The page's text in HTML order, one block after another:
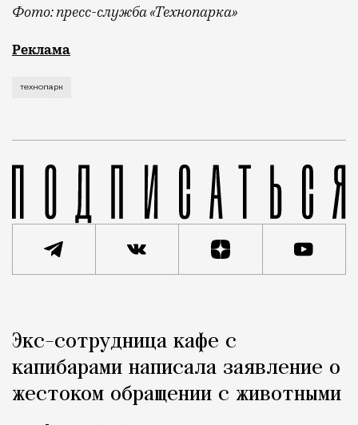
Фото: пресс-служба «Технопарка»
Рекламные кампании техники редко выходят за
Реклама
технопарк
Город
Экс-сотрудница кафе с
капибарами написала заявление о
жестоком обращении с животными